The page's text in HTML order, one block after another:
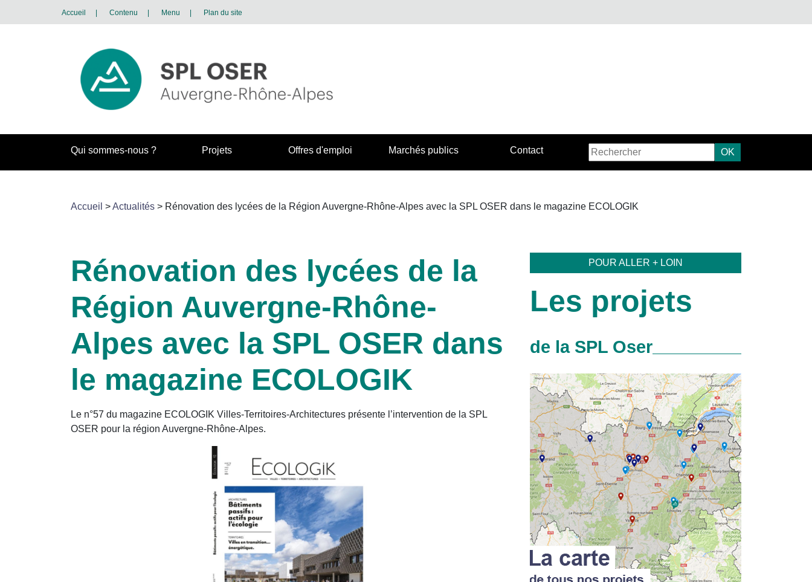
Accueil Contenu Menu Plan du site
Qui sommes-nous ? Projets Offres d'emploi Marchés publics Contact OK
Accueil >Actualités > Rénovation des lycées de la Région Auvergne-Rhône-Alpes avec la SPL OSER dans le magazine ECOLOGIK
Rénovation des lycées de la
Région Auvergne-Rhône-
Alpes avec la SPL OSER dans
le magazine ECOLOGIK
Le n°57 du magazine ECOLOGIK Villes-Territoires-Architectures présente l’intervention de la SPL
OSER pour la région Auvergne-Rhône-Alpes.
POUR ALLER + LOIN
Les projets
de la SPL Oser